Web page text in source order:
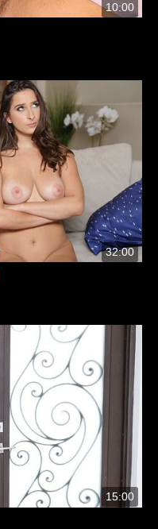
10:00
32:00
15:00